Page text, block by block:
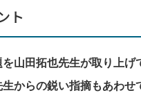
ト
山田拓也先生が取り上
からの鋭い指摘もあわせ